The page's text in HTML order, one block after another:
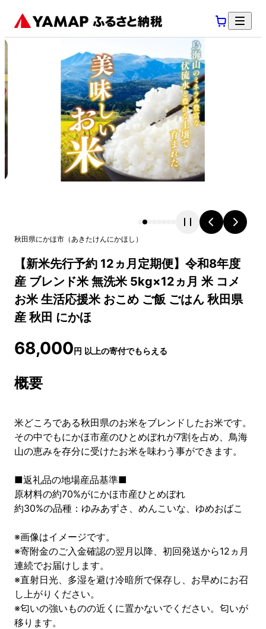
秋田県にかほ市 （あきたけんにかほし ）
【新米先行予約 12ヵ月定期便】令和8年度
産 ブレンド米 無洗米 5kg×12ヵ月 米 コメ
お米 生活応援米 おこめ ご飯 ごはん 秋田県
産 秋田 にかほ
68,000円 以上の寄付でもらえる
概要
米どころである秋田県のお米をブレンドしたお米です。
その中でもにかほ市産のひとめぼれが7割を占め、鳥海
山の恵みを存分に受けたお米を味わう事ができます。
■返礼品の地場産品基準■
原材料の約70%がにかほ市産ひとめぼれ
約30%の品種：ゆみあずさ、めんこいな、ゆめおばこ
※画像はイメージです。
※寄附金のご入金確認の翌月以降、初回発送から12ヵ月
連続でお届けします。
※直射日光、多湿を避け冷暗所で保存し、お早めにお召
し上がりください。
※匂いの強いものの近くに置かないでください。匂いが
移ります。